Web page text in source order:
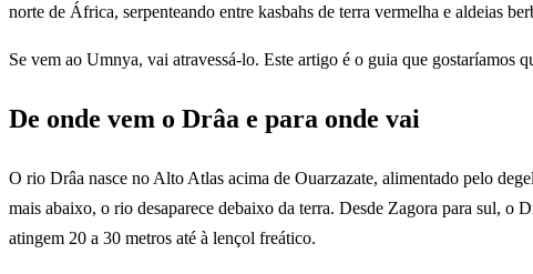
norte de África, serpenteando entre kasbahs de terra vermelha e aldeias
Se vem ao Umnya, vai atravessá-lo. Este artigo é o guia que gostaríamos
De onde vem o Drâa e para onde vai
O rio Drâa nasce no Alto Atlas acima de Ouarzazate, alimentado pelo
mais abaixo, o rio desaparece debaixo da terra. Desde Zagora para sul, o
atingem 20 a 30 metros até à lençol freático.